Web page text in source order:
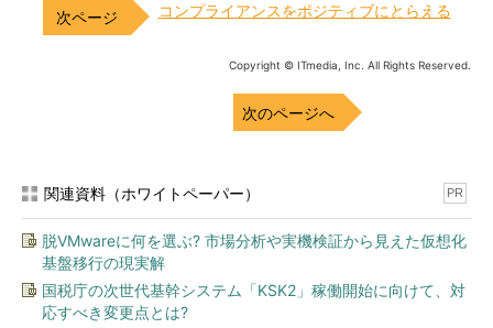
コンプライアンスをポジティブにとらえる
Copyright © ITmedia, Inc. All Rights Reserved.
次のページへ
関連資料（ホワイトペーパー） PR
脱VMwareに何を選ぶ? 市場分析や実機検証から見えた仮想化
基盤移行の現実解
国税庁の次世代基幹システム「KSK2」稼働開始に向けて、対
応すべき変更点とは?